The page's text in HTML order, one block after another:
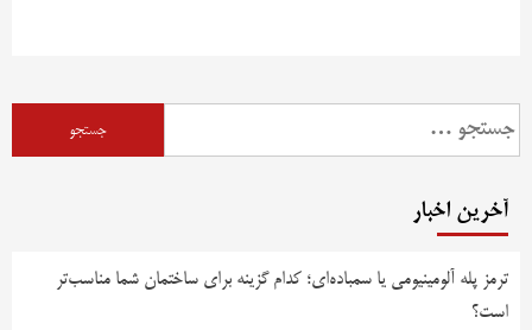
جستجو
برای:
آخرین اخبار
ترمز پله آلومینیومی یا سمباده‌ای؛ کدام گزینه برای ساختمان شما مناسب‌تر
است؟